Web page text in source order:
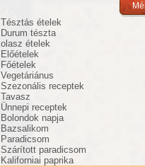
Tésztás ételek
Durum tészta
olasz ételek
Előételek
Főételek
Vegetáriánus
Szezonális receptek
Tavasz
Ünnepi receptek
Bolondok napja
Bazsalikom
Paradicsom
Szárított paradicsom
Kaliforniai paprika